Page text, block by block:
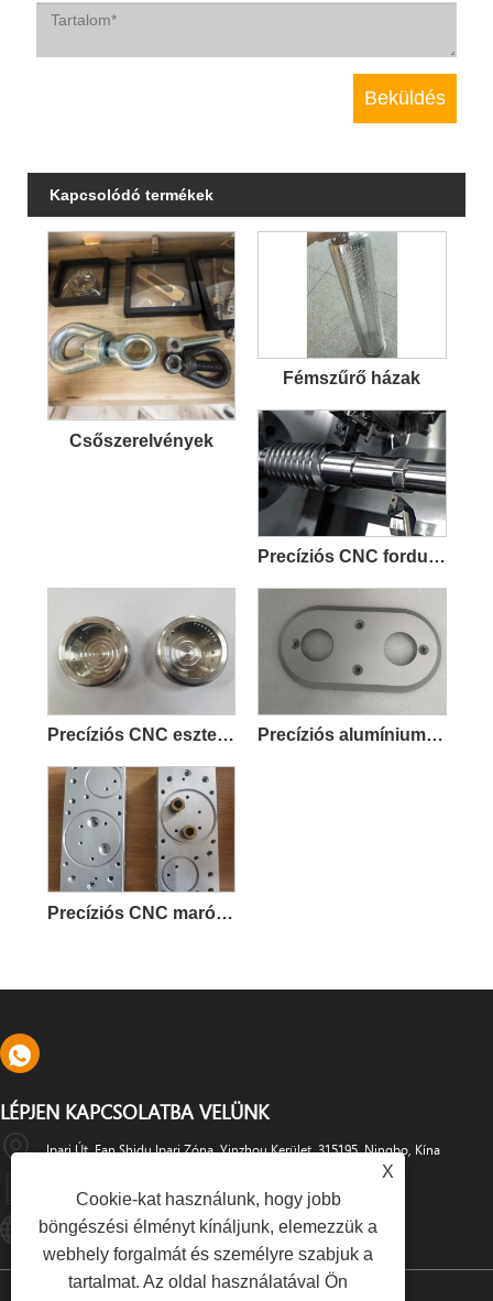
Kapcsolódó termékek
Csőszerelvények
Fémszűrő házak
Precíziós CNC forduló alkatrészek
Precíziós CNC eszterga megmunkáló alkatrészek Precíziós alumínium CNC megmunkálási alkatrészek
Precíziós CNC maró megmunkálási alkatrészek
LÉPJEN KAPCSOLATBA VELÜNK
Ipari Út, Fan Shidu Ipari Zóna, Yinzhou Kerület, 315195, Ningbo, Kína
+86-574-88486629
Info@dyfab-Industry.com
X
Cookie-kat használunk, hogy jobb
böngészési élményt kínáljunk, elemezzük a
webhely forgalmát és személyre szabjuk a
tartalmat. Az oldal használatával Ön